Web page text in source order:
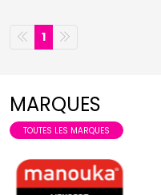
1
MARQUES
TOUTES LES MARQUES